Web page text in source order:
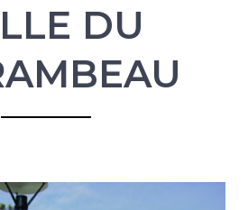
DU